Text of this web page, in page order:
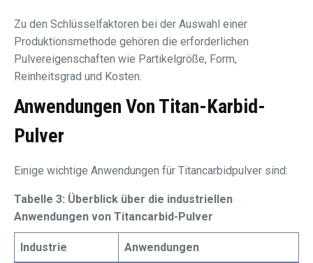
Zu den Schlüsselfaktoren bei der Auswahl einer
Produktionsmethode gehören die erforderlichen
Pulvereigenschaften wie Partikelgröße, Form,
Reinheitsgrad und Kosten.
Anwendungen Von Titan-Karbid-
Pulver
Einige wichtige Anwendungen für Titancarbidpulver sind:
Tabelle 3: Überblick über die industriellen
Anwendungen von Titancarbid-Pulver
Industrie Anwendungen